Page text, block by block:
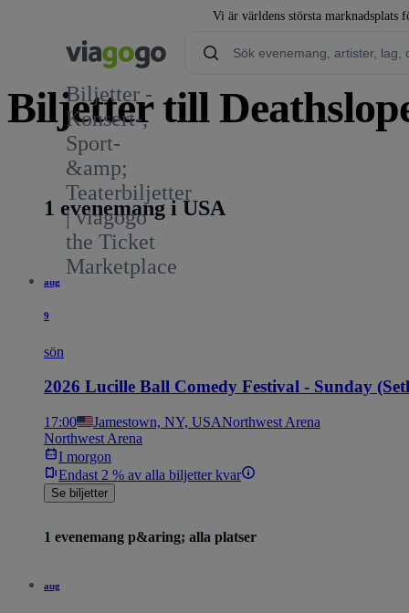
Vi är världens största marknadsplats
Biljetter -
Konsert-,
Sport-
&amp;
Teaterbiljetter
| viagogo
the Ticket
Marketplace
Biljetter till
1 evenemang i USA
aug
9
sön
2026 Lucille Ball Comedy Festival - Sunday
17:00 Jamestown, NY, USANorthwest Arena
Northwest Arena
I morgon
Endast 2 % av alla biljetter kvar
Se biljetter
1 evenemang p&aring; alla platser
aug